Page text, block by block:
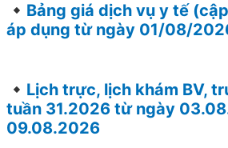
Bảng giá dịch vụ y tế
áp dụng từ ngày 01/08/
Lịch trực, lịch khám BV,
tuần 31.2026 từ ngày
09.08.2026